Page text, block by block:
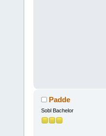
Padde
Sobl Bachelor